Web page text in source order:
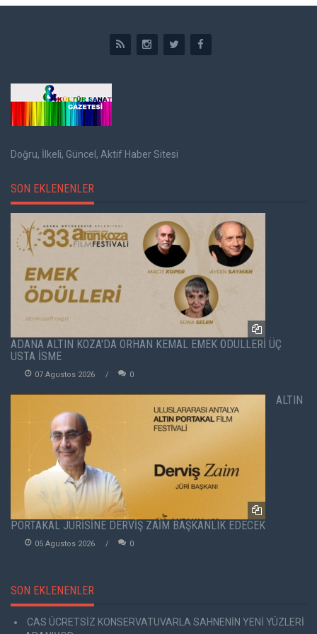
Doğru, İlkeli, Güncel, Aktif Haber Sitesi
SON EKLENENLER
ADANA ALTIN KOZA'DA ORHAN KEMAL EMEK ÖDÜLLERİ ÜÇ
USTA İSME
07 Agustos 2026 0
ALTIN
PORTAKAL JÜRİSİNE DERVİŞ ZAİM BAŞKANLIK EDECEK
05 Agustos 2026 0
SON EKLENENLER
CAS ÜCRETSİZ KONSERVATUVARLA SAHNENİN YENİ YÜZLERİ